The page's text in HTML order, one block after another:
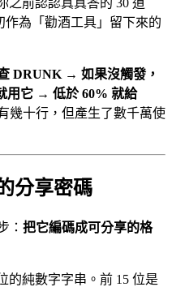
之前認認真真答的 30 道
為「勸酒工具」留下來的
DRUNK → 如果沒觸發，
用它 → 低於 60% 就給
幾十行，但產生了數千萬使
分享密碼
： 把它編碼成可分享的格
的純數字字串。前 15 位是